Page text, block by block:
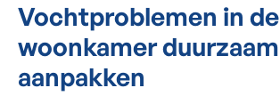
Vochtproblemen in de
woonkamer duurzaam
aanpakken